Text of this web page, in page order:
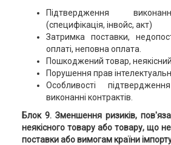
Підтвердження
(специфікація, інвойс, акт)
Затримка поставки,
оплаті, неповна оплата.
Пошкоджений товар,
Порушення прав
Особливості
виконанні контрактів.
Блок 9. Зменшення ризиків,
неякісного товару або товару, що
поставки або вимогам країни